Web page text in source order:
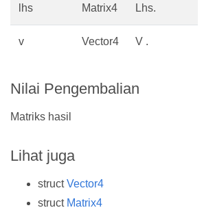
lhs Matrix4 Lhs.
v Vector4 V .
Nilai Pengembalian
Matriks hasil
Lihat juga
structVector4
struct Matrix4